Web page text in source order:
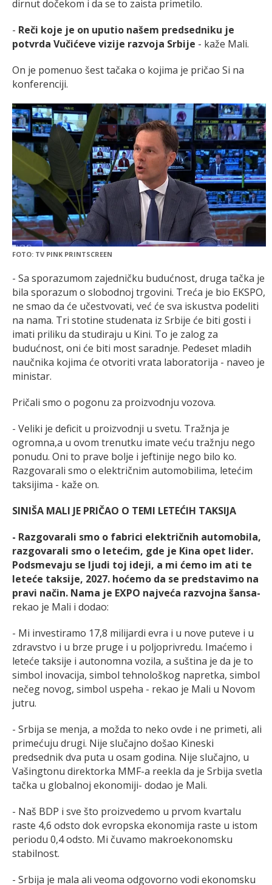
dirnut dočekom i da se to zaista primetilo.
- Reči koje je on uputio našem predsedniku je
potvrda Vučićeve vizije razvoja Srbije - kaže Mali.
On je pomenuo šest tačaka o kojima je pričao Si na
konferenciji.
FOTO: TV PINK PRINTSCREEN
- Sa sporazumom zajedničku budućnost, druga tačka je
bila sporazum o slobodnoj trgovini. Treća je bio EKSPO,
ne smao da će učestvovati, već će sva iskustva podeliti
na nama. Tri stotine studenata iz Srbije će biti gosti i
imati priliku da studiraju u Kini. To je zalog za
budućnost, oni će biti most saradnje. Pedeset mladih
naučnika kojima će otvoriti vrata laboratorija - naveo je
ministar.
Pričali smo o pogonu za proizvodnju vozova.
- Veliki je deficit u proizvodnji u svetu. Tražnja je
ogromna,a u ovom trenutku imate veću tražnju nego
ponudu. Oni to prave bolje i jeftinije nego bilo ko.
Razgovarali smo o električnim automobilima, letećim
taksijima - kaže on.
SINIŠA MALI JE PRIČAO O TEMI LETEĆIH TAKSIJA
- Razgovarali smo o fabrici električnih automobila,
razgovarali smo o letećim, gde je Kina opet lider.
Podsmevaju se ljudi toj ideji, a mi ćemo im ati te
leteće taksije, 2027. hoćemo da se predstavimo na
pravi način. Nama je EXPO najveća razvojna šansa-
rekao je Mali i dodao:
- Mi investiramo 17,8 milijardi evra i u nove puteve i u
zdravstvo i u brze pruge i u poljoprivredu. Imaćemo i
leteće taksije i autonomna vozila, a suština je da je to
simbol inovacija, simbol tehnološkog napretka, simbol
nečeg novog, simbol uspeha - rekao je Mali u Novom
jutru.
- Srbija se menja, a možda to neko ovde i ne primeti, ali
primećuju drugi. Nije slučajno došao Kineski
predsednik dva puta u osam godina. Nije slučajno, u
Vašingtonu direktorka MMF-a reekla da je Srbija svetla
tačka u globalnoj ekonomiji- dodao je Mali.
- Naš BDP i sve što proizvedemo u prvom kvartalu
raste 4,6 odsto dok evropska ekonomija raste u istom
periodu 0,4 odsto. Mi čuvamo makroekonomsku
stabilnost.
- Srbija je mala ali veoma odgovorno vodi ekonomsku